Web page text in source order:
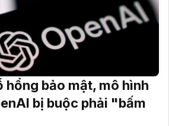
hổng bảo mật, mô hình
bị buộc phải "bấm